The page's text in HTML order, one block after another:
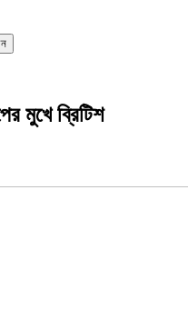
মুখে ব্রিটিশ